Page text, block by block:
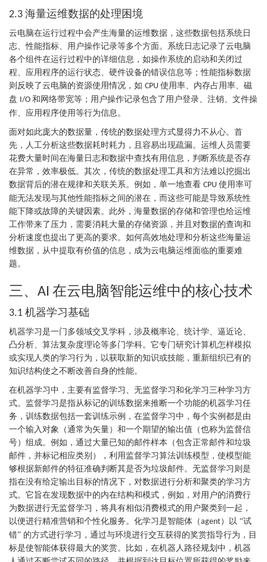
2.3 海量运维数据的处理困境
云电脑在运行过程中会产生海量的运维数据，这些数据包括系统日
志、性能指标、用户操作记录等多个方面。系统日志记录了云电脑
各个组件在运行过程中的详细信息，如操作系统的启动和关闭过
程、应用程序的运行状态、硬件设备的错误信息等；性能指标数据
则反映了云电脑的资源使用情况，如 CPU 使用率、内存占用率、磁
盘 I/O 和网络带宽等；用户操作记录包含了用户登录、注销、文件操
作、应用程序使用等行为信息。
面对如此庞大的数据量，传统的数据处理方式显得力不从心。首
先，人工分析这些数据耗时耗力，且容易出现疏漏。运维人员需要
花费大量时间在海量日志和数据中查找有用信息，判断系统是否存
在异常，效率极低。其次，传统的数据处理工具和方法难以挖掘出
数据背后的潜在规律和关联关系。例如，单一地查看 CPU 使用率可
能无法发现与其他性能指标之间的潜在，而这些可能是导致系统性
能下降或故障的关键因素。此外，海量数据的存储和管理也给运维
工作带来了压力，需要消耗大量的存储资源，并且对数据的查询和
分析速度也提出了更高的要求。如何高效地处理和分析这些海量运
维数据，从中提取有价值的信息，成为云电脑运维面临的重要难
题。
三、 AI 在云电脑智能运维中的核心技术
3.1 机器学习基础
机器学习是一门多领域交叉学科，涉及概率论、统计学、逼近论、
凸分析、算法复杂度理论等多门学科。它专门研究计算机怎样模拟
或实现人类的学习行为，以获取新的知识或技能，重新组织已有的
知识结构使之不断改善自身的性能。
在机器学习中，主要有监督学习、无监督学习和化学习三种学习方
式。监督学习是指从标记的训练数据来推断一个功能的机器学习任
务，训练数据包括一套训练示例，在监督学习中，每个实例都是由
一个输入对象（通常为矢量）和一个期望的输出值（也称为监督信
号）组成。例如，通过大量已知的邮件样本（包含正常邮件和垃圾
邮件，并标记相应类别），利用监督学习算法训练模型，使模型能
够根据新邮件的特征准确判断其是否为垃圾邮件。无监督学习则是
指在没有给定输出目标的情况下，对数据进行分析和聚类的学习方
式。它旨在发现数据中的内在结构和模式，例如，对用户的消费行
为数据进行无监督学习，将具有相似消费模式的用户聚类到一起，
以便进行精准营销和个性化服务。化学习是智能体（agent）以 “试
错” 的方式进行学习，通过与环境进行交互获得的奖赏指导行为，目
标是使智能体获得最大的奖赏。比如，在机器人路径规划中，机器